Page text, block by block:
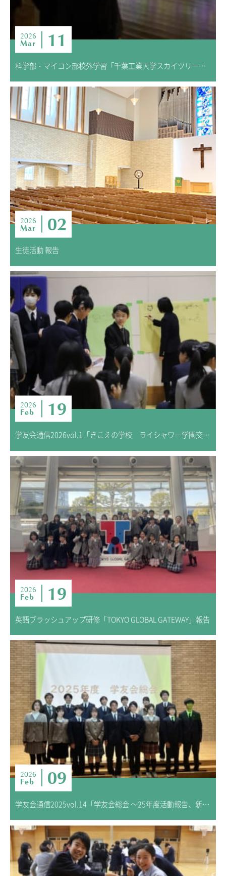
2026
Mar 11
科学部・マイコン部校外学習「千葉工業大学スカイツリータウン®キャンパス訪問」
2026
Mar 02
生徒活動 報告
2026
Feb 19
学友会通信2026vol.1「きこえの学校 ライシャワー学園交流会に参加」
2026
Feb 19
英語ブラッシュアップ研修「TOKYO GLOBAL GATEWAY」報告
2026
Feb 09
学友会通信2025vol.14「学友会総会 ～25年度活動報告、新学友会役員紹介と引継ぎ～」